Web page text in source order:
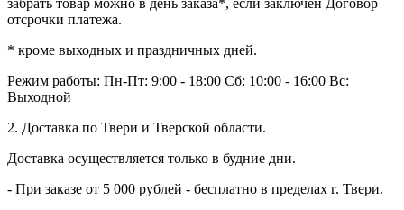
отсрочки платежа.
* кроме выходных и праздничных дней.
Режим работы: Пн-Пт: 9:00 - 18:00 Сб: 10:00 - 16:00 Вс:
Выходной
2. Доставка по Твери и Тверской области.
Доставка осуществляется только в будние дни.
- При заказе от 5 000 рублей - бесплатно в пределах г. Твери.